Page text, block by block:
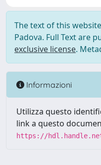
The text of this
Padova. Full Text are
exclusive license.
Informazioni
Utilizza questo
link a questo
https://